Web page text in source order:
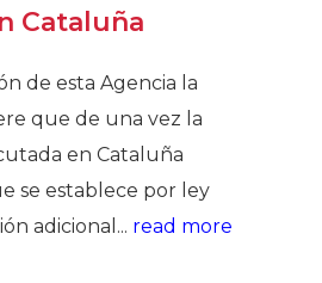
Cataluña
de esta Agencia la
que de una vez la
en Cataluña
se establece por ley
adicional... read more